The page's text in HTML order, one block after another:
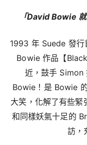
「David Bowie
1993 年 Suede 發
Bowie 作品【
近，鼓手 Simon
Bowie！是 Bowie
大笑，化解了有些
和同樣妖氣十足的
訪，